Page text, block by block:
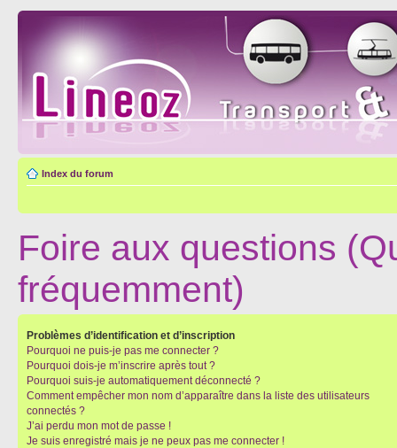
Index du forum
Foire aux questions
fréquemment)
Problèmes d’identification et d’inscription
Pourquoi ne puis-je pas me connecter ?
Pourquoi dois-je m’inscrire après tout ?
Pourquoi suis-je automatiquement déconnecté ?
Comment empêcher mon nom d’apparaître dans la liste des utilisateurs
connectés ?
J’ai perdu mon mot de passe !
Je suis enregistré mais je ne peux pas me connecter !